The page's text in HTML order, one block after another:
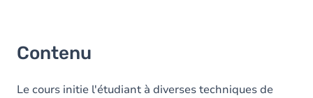
Contenu
Le cours initie l'étudiant à diverses techniques de